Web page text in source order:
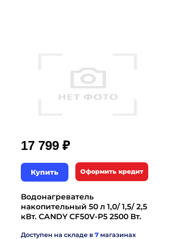
17 799 ₽
Купить Оформить кредит
Водонагреватель
накопительный 50 л 1,0/ 1,5/ 2,5
кВт. CANDY CF50V-P5 2500 Вт.
Доступен на складе в 7 магазинах